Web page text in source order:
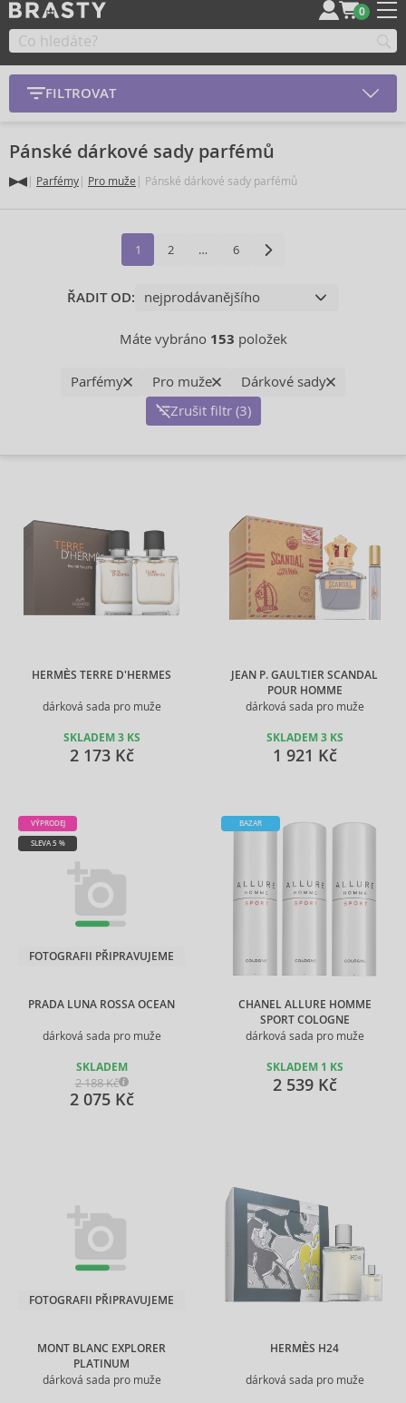
0
FILTROVAT
Pánské dárkové sady parfémů
Parfémy Pro muže Pánské dárkové sady parfémů
1 2 … 6
ŘADIT OD:
Máte vybráno 153 položek
Parfémy Pro muže
Dárkové sady
Zrušit filtr (3)
HERMÈS TERRE D'HERMES
dárková sada pro muže
SKLADEM 3 KS
2 173 Kč
JEAN P. GAULTIER SCANDAL
POUR HOMME
dárková sada pro muže
SKLADEM 3 KS
1 921 Kč
PRADA LUNA ROSSA OCEAN
dárková sada pro muže
VÝPRODEJ
SLEVA 5 %
FOTOGRAFII PŘIPRAVUJEME
SKLADEM
2 188 Kč
2 075 Kč
CHANEL ALLURE HOMME
SPORT COLOGNE
dárková sada pro muže
BAZAR
SKLADEM 1 KS
2 539 Kč
MONT BLANC EXPLORER
PLATINUM
dárková sada pro muže
FOTOGRAFII PŘIPRAVUJEME
HERMÈS H24
dárková sada pro muže